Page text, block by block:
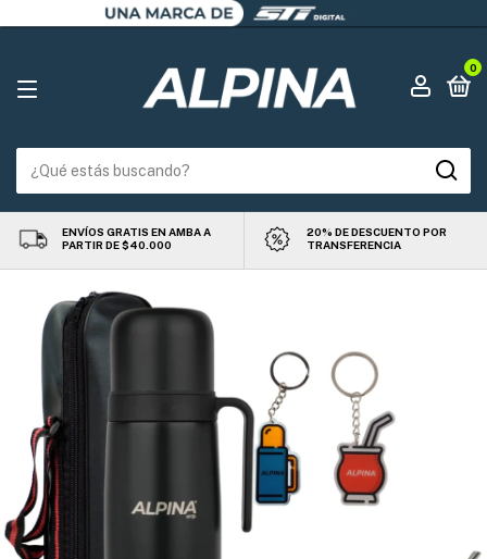
0
ENVÍOS GRATIS EN AMBA A
PARTIR DE $40.000
20% DE DESCUENTO POR
TRANSFERENCIA